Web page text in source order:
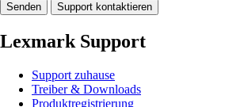
Senden Support kontaktieren
Lexmark Support
Support zuhause
Treiber & Downloads
Produktregistrierung